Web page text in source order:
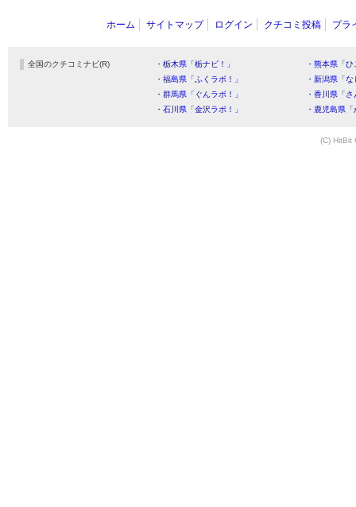
ホーム サイトマップ ログイン クチコミ投稿 プラ
全国のクチコミナビ(R) ・栃木県「栃ナビ！」
・熊本県「
・福島県「ふくラボ！」
・新潟県「
・群馬県「ぐんラボ！」
・香川県「
・石川県「金沢ラボ！」
・鹿児島県
(C) HitBit